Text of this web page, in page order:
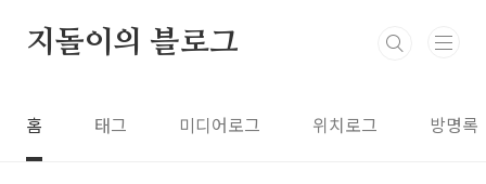
지돌이의 블로그
홈 태그 미디어로그 위치로그 방명록